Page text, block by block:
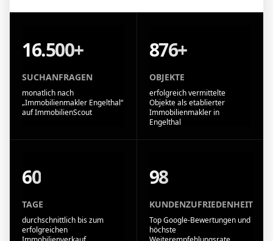
16.500+
SUCHANFRAGEN
monatlich nach
„Immobilienmakler Engelthal“
auf ImmobilienScout
876+
OBJEKTE
erfolgreich vermittelte
Objekte als etablierter
Immobilienmakler in
Engelthal
60
TAGE
durchschnittlich bis zum
erfolgreichen
98
KUNDENZUFRIEDENHEIT
Top Google-Bewertungen und
höchste